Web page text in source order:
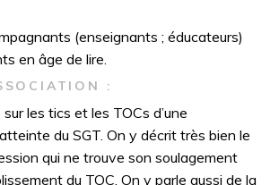
(enseignants ; éducateurs)
en âge de lire.
:
les tics et les TOCs d’une
du SGT. On y décrit très bien le
qui ne trouve son soulagement
du TOC. On y parle aussi de la